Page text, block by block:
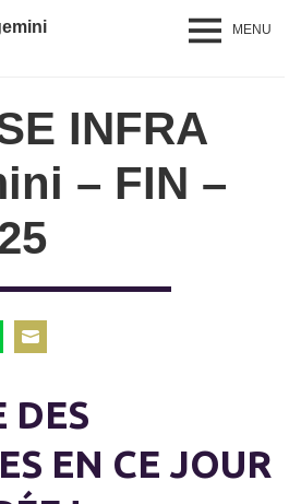
MENU
INFRA
– FIN –
Email
DES
EN CE JOUR